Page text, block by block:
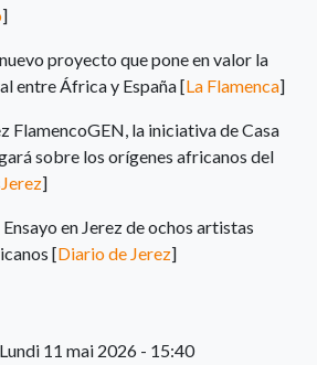
]
proyecto que pone en valor la
entre África y España [La Flamenca]
FlamencoGEN, la iniciativa de Casa
sobre los orígenes africanos del
]
en Jerez de ochos artistas
[Diario de Jerez]
11 mai 2026 - 15:40